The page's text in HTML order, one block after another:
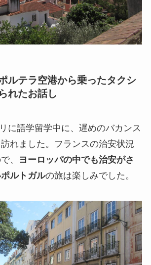
ルテラ空港から乗ったタクシ
れたお話し
に語学留学中に、遅めのバカンス
れました。フランスの治安状況
、
ヨーロッパの中でも治安がさ
ルトガルの旅は楽しみでした。